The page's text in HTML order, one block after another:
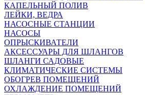
КАПЕЛЬНЫЙ ПОЛИВ
ЛЕЙКИ, ВЕДРА
НАСОСНЫЕ СТАНЦИИ
НАСОСЫ
ОПРЫСКИВАТЕЛИ
АКСЕССУАРЫ ДЛЯ ШЛАНГОВ
ШЛАНГИ САДОВЫЕ
КЛИМАТИЧЕСКИЕ СИСТЕМЫ
ОБОГРЕВ ПОМЕЩЕНИЙ
ОХЛАЖДЕНИЕ ПОМЕЩЕНИЙ